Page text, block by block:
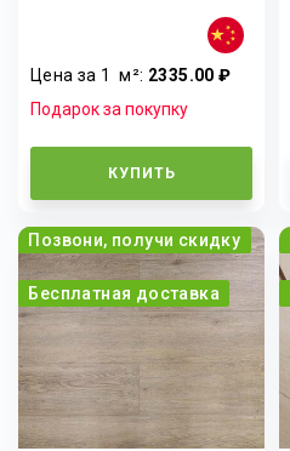
Цена за 1м²: 2335.00 ₽
Подарок за покупку
КУПИТЬ
Позвони, получи скидку
Бесплатная доставка